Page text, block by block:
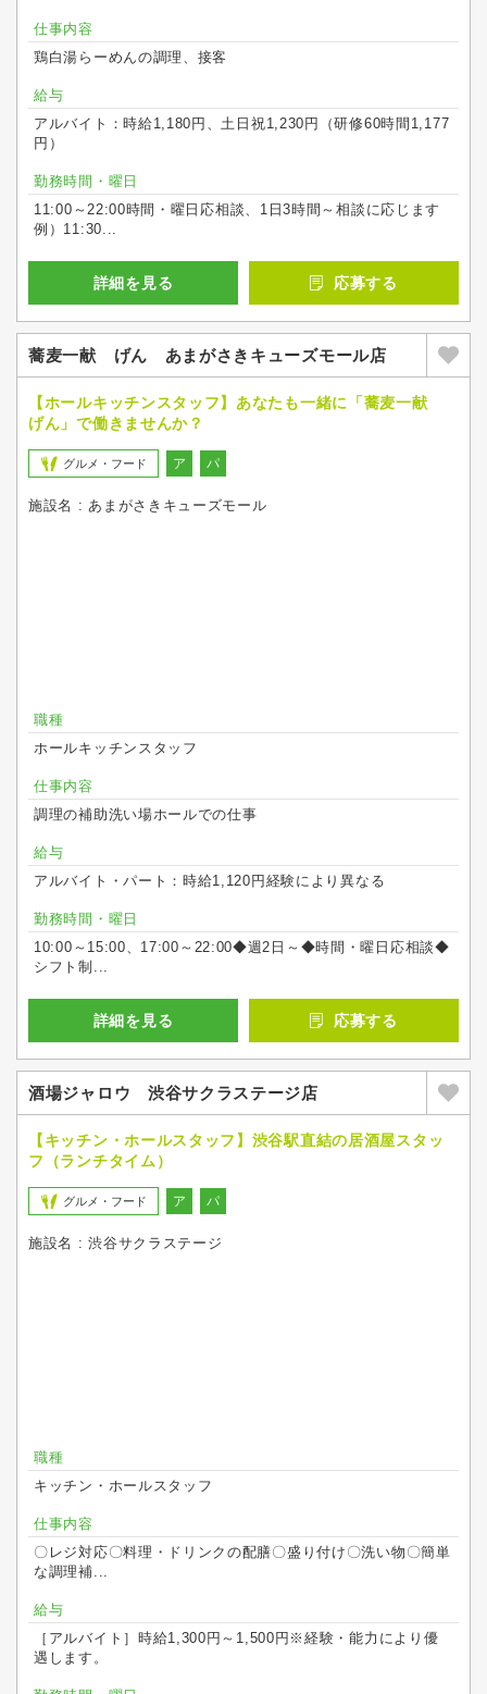
仕事内容
鶏白湯らーめんの調理、接客
給与
アルバイト：時給1,180円、土日祝1,230円（研修60時間1,177
円）
勤務時間・曜日
11:00～22:00時間・曜日応相談、1日3時間～相談に応じます
例）11:30...
詳細を見る 応募する
蕎麦一献 げん あまがさきキューズモール店
【ホールキッチンスタッフ】あなたも一緒に「蕎麦一献
げん」で働きませんか？
グルメ・フード ア パ
施設名 : あまがさきキューズモール
職種
ホールキッチンスタッフ
仕事内容
調理の補助洗い場ホールでの仕事
給与
アルバイト・パート：時給1,120円経験により異なる
勤務時間・曜日
10:00～15:00、17:00～22:00◆週2日～◆時間・曜日応相談◆
シフト制...
詳細を見る 応募する
酒場ジャロウ 渋谷サクラステージ店
【キッチン・ホールスタッフ】渋谷駅直結の居酒屋スタッ
フ（ランチタイム）
グルメ・フード ア パ
施設名 : 渋谷サクラステージ
職種
キッチン・ホールスタッフ
仕事内容
〇レジ対応〇料理・ドリンクの配膳〇盛り付け〇洗い物〇簡単
な調理補...
給与
［アルバイト］時給1,300円～1,500円※経験・能力により優
遇します。